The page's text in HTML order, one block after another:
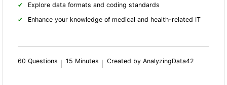
Explore data formats and coding standards
Enhance your knowledge of medical and health-related IT
60 Questions 15 Minutes Created by AnalyzingData42